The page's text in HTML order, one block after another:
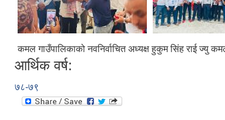
कमल गाउँपालिकाको नवनिर्वाचित अध्यक्ष हुकुम सिंह राई ज्यु
आर्थिक वर्ष:
७८-७९